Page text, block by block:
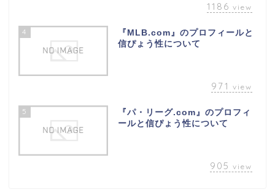
1186 view
4
『MLB.com』のプロフィールと
信ぴょう性について
971 view
5
『パ・リーグ.com』のプロフィ
ールと信ぴょう性について
905 view